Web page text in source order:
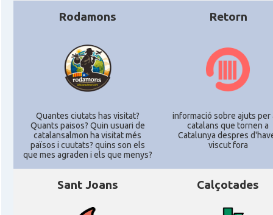
Consolat Consolat general a Miami
Consolat Consolat general a San Francisco
Consolat Consolat general a Washington
Ambaixada espanyola a Estats Units
Rodamons
Quantes ciutats has visitat?
Quants paisos? Quin usuari de
catalansalmon ha visitat més
països i cuutats? quins son els
que mes agraden i els que menys?
Retorn
informació sobre ajuts per
catalans que tornen a
Catalunya despres
viscut fora
Sant Joans Calçotades